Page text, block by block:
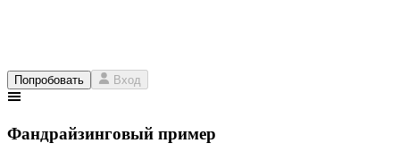
Попробовать Вход
Фандрайзинговый пример